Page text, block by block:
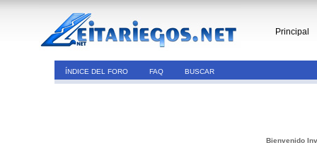
Principal
ÍNDICE DEL FORO FAQ BUSCAR
Bienvenido